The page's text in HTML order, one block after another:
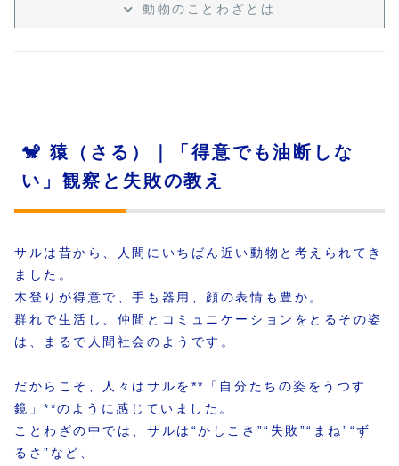
動物のことわざとは
🐒 猿（さる）｜「得意でも油断しな
い」観察と失敗の教え
サルは昔から、人間にいちばん近い動物と考えられてき
ました。
木登りが得意で、手も器用、顔の表情も豊か。
群れで生活し、仲間とコミュニケーションをとるその姿
は、まるで人間社会のようです。
だからこそ、人々はサルを**「自分たちの姿をうつす
鏡」**のように感じていました。
ことわざの中では、サルは“かしこさ”“失敗”“まね”“ず
るさ”など、